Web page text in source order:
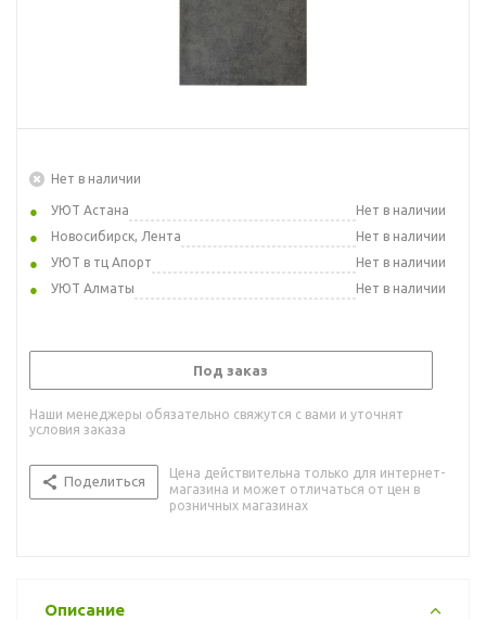
Нет в наличии
УЮТ Астана
Нет в наличии
Новосибирск, Лента
Нет в наличии
УЮТ в тц Апорт
Нет в наличии
УЮТ Алматы
Нет в наличии
Под заказ
Наши менеджеры обязательно свяжутся с вами и уточнят
условия заказа
Поделиться
Цена действительна только для интернет-
магазина и может отличаться от цен в
розничных магазинах
Описание